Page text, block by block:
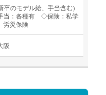
卒のモデル給、手当含む)
：各種有 ◇保険：私学
労災保険
阪